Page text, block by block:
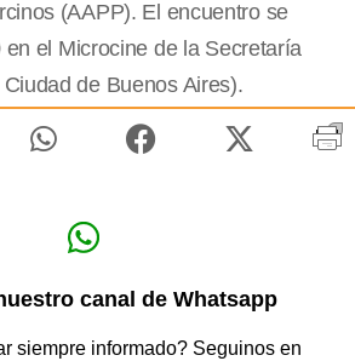
(AAPP). El encuentro se
en el Microcine de la Secretaría
de Buenos Aires).
canal de Whatsapp
siempre informado? Seguinos en